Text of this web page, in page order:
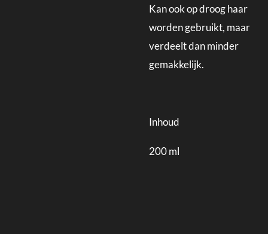
Kan ook op droog haar
worden gebruikt, maar
verdeelt dan minder
gemakkelijk.
Inhoud
200 ml